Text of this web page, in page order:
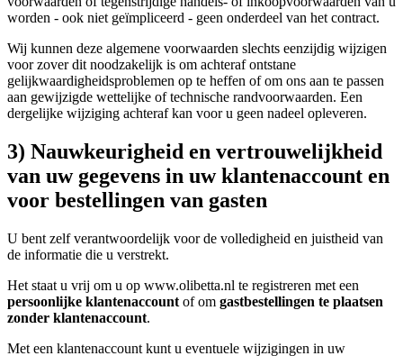
worden - ook niet geïmpliceerd - geen onderdeel van het contract.
Wij kunnen deze algemene voorwaarden slechts eenzijdig wijzigen
voor zover dit noodzakelijk is om achteraf ontstane
gelijkwaardigheidsproblemen op te heffen of om ons aan te passen
aan gewijzigde wettelijke of technische randvoorwaarden. Een
dergelijke wijziging achteraf kan voor u geen nadeel opleveren.
3) Nauwkeurigheid en vertrouwelijkheid
van uw gegevens in uw klantenaccount en
voor bestellingen van gasten
U bent zelf verantwoordelijk voor de volledigheid en juistheid van
de informatie die u verstrekt.
Het staat u vrij om u op www.olibetta.nl te registreren met een
persoonlijke klantenaccount of om gastbestellingen te plaatsen
zonder klantenaccount.
Met een klantenaccount kunt u eventuele wijzigingen in uw